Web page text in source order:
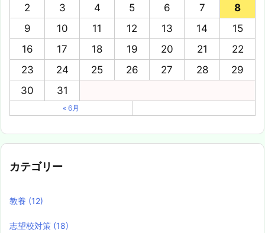
2
3 4 5 6 7
8
9
10 11 12 13 14
15
16
17 18 19 20 21
22
23
24 25 26 27 28
29
30
31
« 6月
カテゴリー
教養 (12)
志望校対策 (18)